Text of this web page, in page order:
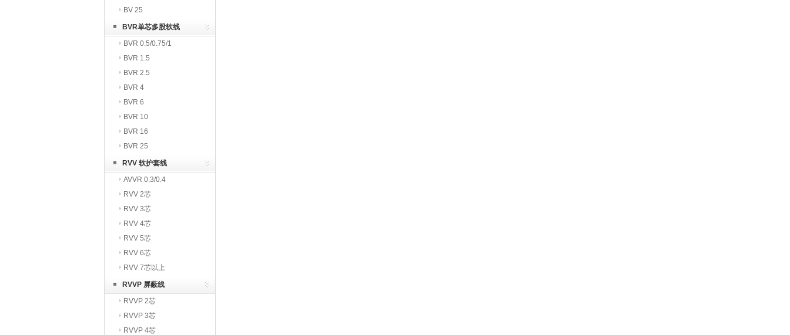
BV 25
BVR单芯多股软线
BVR 0.5/0.75/1
BVR 1.5
BVR 2.5
BVR 4
BVR 6
BVR 10
BVR 16
BVR 25
RVV 软护套线
AVVR 0.3/0.4
RVV 2芯
RVV 3芯
RVV 4芯
RVV 5芯
RVV 6芯
RVV 7芯以上
RVVP 屏蔽线
RVVP 2芯
RVVP 3芯
RVVP 4芯